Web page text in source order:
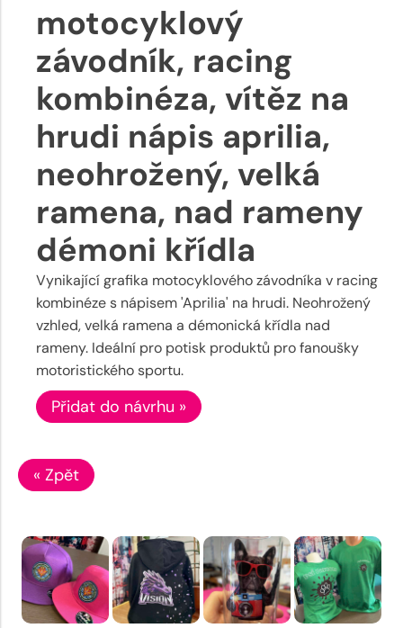
motocyklový
závodník, racing
kombinéza, vítěz na
hrudi nápis aprilia,
neohrožený, velká
ramena, nad rameny
démoni křídla
Vynikající grafika motocyklového závodníka v racing
kombinéze s nápisem 'Aprilia' na hrudi. Neohrožený
vzhled, velká ramena a démonická křídla nad
rameny. Ideální pro potisk produktů pro fanoušky
motoristického sportu.
Přidat do návrhu »
« Zpět